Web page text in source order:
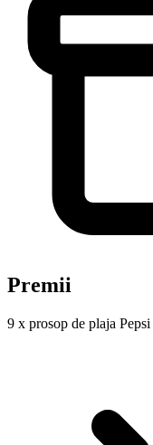
Premii
9 x prosop de plaja